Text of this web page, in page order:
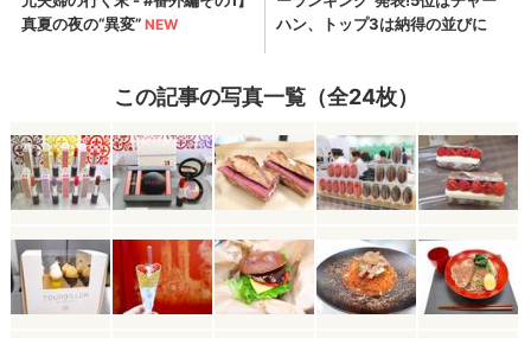
この記事の写真一覧（全24枚）